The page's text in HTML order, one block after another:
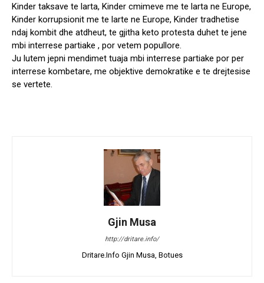
Kinder taksave te larta, Kinder cmimeve me te larta ne Europe,
Kinder korrupsionit me te larte ne Europe, Kinder tradhetise
ndaj kombit dhe atdheut, te gjitha keto protesta duhet te jene
mbi interrese partiake , por vetem popullore.
Ju lutem jepni mendimet tuaja mbi interrese partiake por per
interrese kombetare, me objektive demokratike e te drejtesise
se vertete.
Gjin Musa
http://dritare.info/
Dritare.Info Gjin Musa, Botues